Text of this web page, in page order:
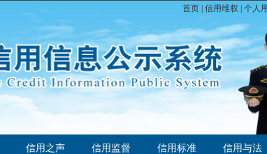
首页 信用维权 个人
信用之声 信用监督 信用标准 信用与法